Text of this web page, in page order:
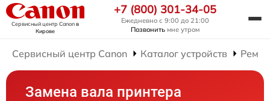
Сервисный центр Canonв
Кирове
+7 (800) 301-34-05
Ежедневно с 9:00 до 21:00
Позвонить мне утром
Сервисный центр Canon Каталог устройств
Замена вала принтера